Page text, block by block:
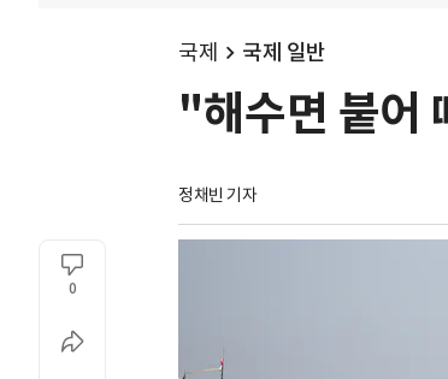
국제 국제 일반
"해수면 붙어
정채빈 기자
0